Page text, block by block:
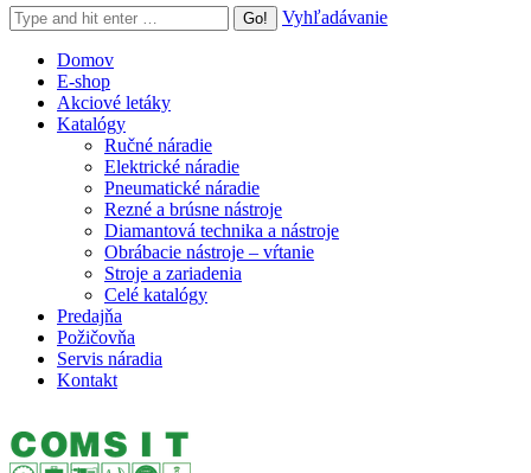
Search:
Vyhľadávanie
Domov
E-shop
Akciové letáky
Katalógy
Ručné náradie
Elektrické náradie
Pneumatické náradie
Rezné a brúsne nástroje
Diamantová technika a nástroje
Obrábacie nástroje – vŕtanie
Stroje a zariadenia
Celé katalógy
Predajňa
Požičovňa
Servis náradia
Kontakt